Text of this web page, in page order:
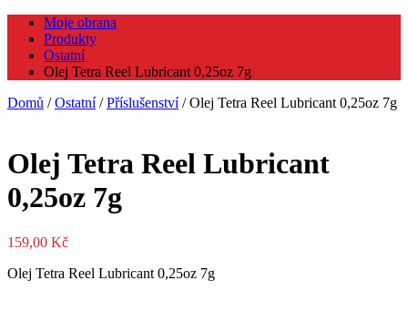
Moje obrana
Produkty
Ostatní
Olej Tetra Reel Lubricant 0,25oz 7g
Domů /Ostatní/Příslušenství/ Olej Tetra Reel Lubricant 0,25oz 7g
Olej Tetra Reel Lubricant
0,25oz 7g
159,00 Kč
Olej Tetra Reel Lubricant 0,25oz 7g